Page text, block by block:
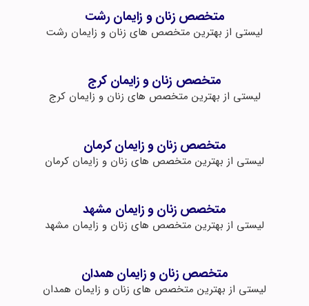
متخصص زنان و زایمان رشت
لیستی از بهترین متخصص های زنان و زایمان رشت
متخصص زنان و زایمان کرج
لیستی از بهترین متخصص های زنان و زایمان کرج
متخصص زنان و زایمان کرمان
لیستی از بهترین متخصص های زنان و زایمان کرمان
متخصص زنان و زایمان مشهد
لیستی از بهترین متخصص های زنان و زایمان مشهد
متخصص زنان و زایمان همدان
لیستی از بهترین متخصص های زنان و زایمان همدان